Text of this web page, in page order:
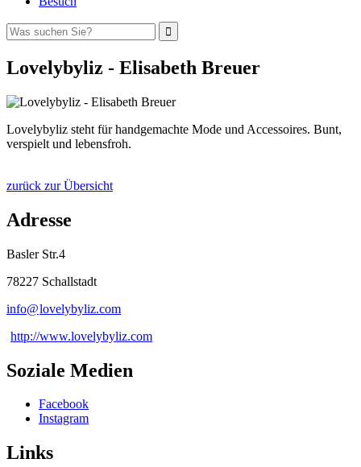
Lovelybyliz - Elisabeth Breuer
Lovelybyliz steht für handgemachte Mode und Accessoires. Bunt,
verspielt und lebensfroh.
zurück zur Übersicht
Adresse
Basler Str.4
78227 Schallstadt
info@lovelybyliz.com
http://www.lovelybyliz.com
Soziale Medien
Facebook
Instagram
Links